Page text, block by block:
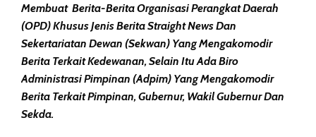
Membuat Berita-Berita Organisasi Perangkat Daerah
(OPD) Khusus Jenis Berita Straight News Dan
Sekertariatan Dewan (Sekwan) Yang Mengakomodir
Berita Terkait Kedewanan, Selain Itu Ada Biro
Administrasi Pimpinan (Adpim) Yang Mengakomodir
Berita Terkait Pimpinan, Gubernur, Wakil Gubernur Dan
Sekda.